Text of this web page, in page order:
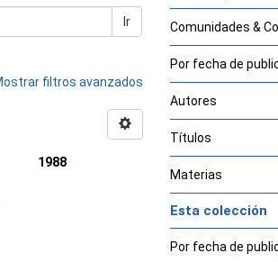
Ir
filtros avanzados
1988
Comunidades &
Por fecha de
Autores
Títulos
Materias
Esta colección
Por fecha de